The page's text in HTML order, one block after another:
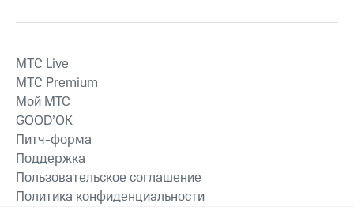
MTС Live
MTС Premium
Мой МТС
GOOD’OK
Питч-форма
Поддержка
Пользовательское соглашение
Политика конфиденциальности